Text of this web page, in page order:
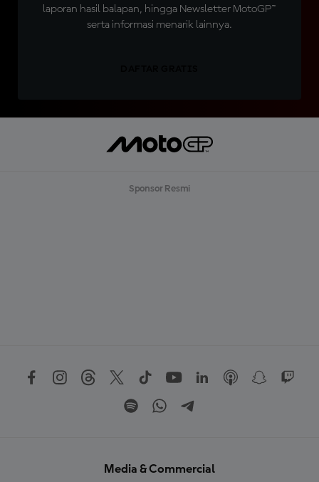
laporan hasil balapan, hingga Newsletter MotoGP™
serta informasi menarik lainnya.
Sponsor Resmi
Media & Commercial